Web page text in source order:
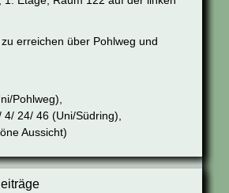
erreichen über Pohlweg und
Pohlweg),
4/ 24/ 46 (Uni/Südring),
Aussicht)